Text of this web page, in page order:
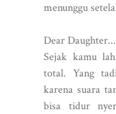
menunggu
Dear Daughter...
Sejak kamu
total. Yang
karena suara
bisa tidur